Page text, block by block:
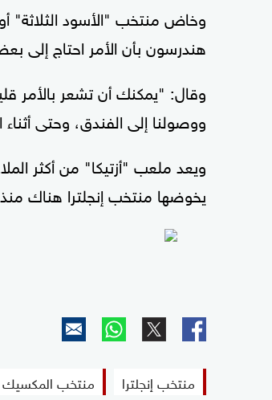
وخاض منتخب "الأسود الثلاثة"
هندرسون بأن الأمر احتاج إلى
وقال: "يمكنك أن تشعر بالأمر
ووصولنا إلى الفندق، وحتى
ويعد ملعب "أزتيكا" من أكثر
يخوضها منتخب إنجلترا هناك
منتخب إنجلترا منتخب المكسيك